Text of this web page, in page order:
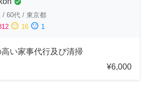
check_circle
/ 60代 / 東京都
sentiment_neutral 16 sentiment_dissatisfied 1
い家事代行及び清掃
¥6,000